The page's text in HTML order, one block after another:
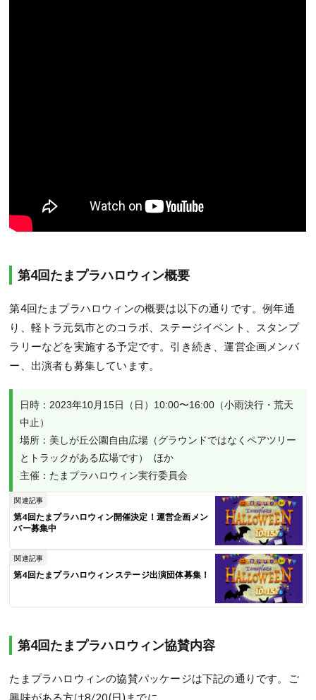
第4回たまプラハロウィン概要
第4回たまプラハロウィンの概要は以下の通りです。例年通
り、軽トラ元気市とのコラボ、ステージイベント、スタンプ
ラリーなどを実施する予定です。引き続き、運営企画メンバ
ー、出演者も募集しています。
日時：2023年10月15日（日）10:00〜16:00（小雨決行・荒天
中止）
場所：美しが丘公園自由広場（グラウンドではなくペアツリー
とトラックがある広場です）  ほか
主催：たまプラハロウィン実行委員会
関連記事
第4回たまプラハロウィン開催決定！運営企画メン
バー募集中
関連記事
第4回たまプラハロウィン ステージ出演団体募集！
第4回たまプラハロウィン協賛内容
たまプラハロウィンの協賛パッケージは下記の通りです。ご
興味がある方は8/20(日)までに、